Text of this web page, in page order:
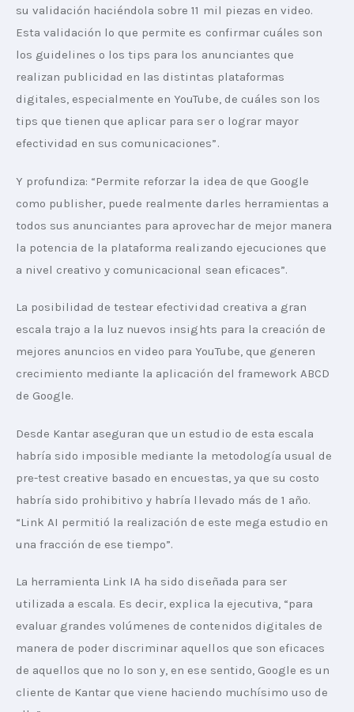
su validación haciéndola sobre 11 mil piezas en video.
Esta validación lo que permite es confirmar cuáles son
los guidelines o los tips para los anunciantes que
realizan publicidad en las distintas plataformas
digitales, especialmente en YouTube, de cuáles son los
tips que tienen que aplicar para ser o lograr mayor
efectividad en sus comunicaciones”.
Y profundiza: “Permite reforzar la idea de que Google
como publisher, puede realmente darles herramientas a
todos sus anunciantes para aprovechar de mejor manera
la potencia de la plataforma realizando ejecuciones que
a nivel creativo y comunicacional sean eficaces”.
La posibilidad de testear efectividad creativa a gran
escala trajo a la luz nuevos insights para la creación de
mejores anuncios en video para YouTube, que generen
crecimiento mediante la aplicación del framework ABCD
de Google.
Desde Kantar aseguran que un estudio de esta escala
habría sido imposible mediante la metodología usual de
pre-test creative basado en encuestas, ya que su costo
habría sido prohibitivo y habría llevado más de 1 año.
“Link AI permitió la realización de este mega estudio en
una fracción de ese tiempo”.
La herramienta Link IA ha sido diseñada para ser
utilizada a escala. Es decir, explica la ejecutiva, “para
evaluar grandes volúmenes de contenidos digitales de
manera de poder discriminar aquellos que son eficaces
de aquellos que no lo son y, en ese sentido, Google es un
cliente de Kantar que viene haciendo muchísimo uso de